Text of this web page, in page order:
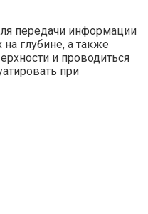
передачи информации
глубине, а также
и проводиться
при